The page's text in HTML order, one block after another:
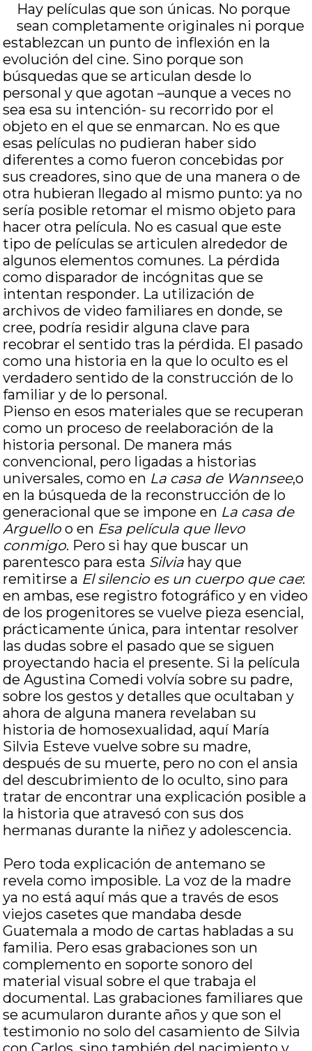
Hay películas que son únicas. No porque
sean completamente originales ni porque
establezcan un punto de inflexión en la
evolución del cine. Sino porque son
búsquedas que se articulan desde lo
personal y que agotan –aunque a veces no
sea esa su intención- su recorrido por el
objeto en el que se enmarcan. No es que
esas películas no pudieran haber sido
diferentes a como fueron concebidas por
sus creadores, sino que de una manera o de
otra hubieran llegado al mismo punto: ya no
sería posible retomar el mismo objeto para
hacer otra película. No es casual que este
tipo de películas se articulen alrededor de
algunos elementos comunes. La pérdida
como disparador de incógnitas que se
intentan responder. La utilización de
archivos de video familiares en donde, se
cree, podría residir alguna clave para
recobrar el sentido tras la pérdida. El pasado
como una historia en la que lo oculto es el
verdadero sentido de la construcción de lo
familiar y de lo personal.
Pienso en esos materiales que se recuperan
como un proceso de reelaboración de la
historia personal. De manera más
convencional, pero ligadas a historias
universales, como en La casa de Wannsee,o
en la búsqueda de la reconstrucción de lo
generacional que se impone en La casa de
Arguelloo en Esa película que llevo
conmigo. Pero si hay que buscar un
parentesco para esta Silvia hay que
remitirse a El silencio es un cuerpo que cae:
en ambas, ese registro fotográfico y en video
de los progenitores se vuelve pieza esencial,
prácticamente única, para intentar resolver
las dudas sobre el pasado que se siguen
proyectando hacia el presente. Si la película
de Agustina Comedi volvía sobre su padre,
sobre los gestos y detalles que ocultaban y
ahora de alguna manera revelaban su
historia de homosexualidad, aquí María
Silvia Esteve vuelve sobre su madre,
después de su muerte, pero no con el ansia
del descubrimiento de lo oculto, sino para
tratar de encontrar una explicación posible a
la historia que atravesó con sus dos
hermanas durante la niñez y adolescencia.
Pero toda explicación de antemano se
revela como imposible. La voz de la madre
ya no está aquí más que a través de esos
viejos casetes que mandaba desde
Guatemala a modo de cartas habladas a su
familia. Pero esas grabaciones son un
complemento en soporte sonoro del
material visual sobre el que trabaja el
documental. Las grabaciones familiares que
se acumularon durante años y que son el
testimonio no solo del casamiento de Silvia